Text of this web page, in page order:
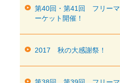
第40回・第41回 フリーマ
ーケット開催！
2017 秋の大感謝祭！